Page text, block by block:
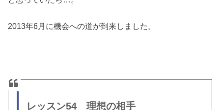
2013年6月に機会への道が到来しました。
レッスン54 理想の相手